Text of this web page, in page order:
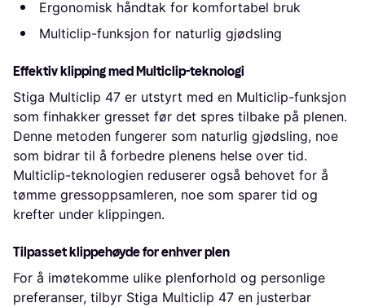
Ergonomisk håndtak for komfortabel bruk
Multiclip-funksjon for naturlig gjødsling
Effektiv klipping med Multiclip-teknologi
Stiga Multiclip 47 er utstyrt med en Multiclip-funksjon
som finhakker gresset før det spres tilbake på plenen.
Denne metoden fungerer som naturlig gjødsling, noe
som bidrar til å forbedre plenens helse over tid.
Multiclip-teknologien reduserer også behovet for å
tømme gressoppsamleren, noe som sparer tid og
krefter under klippingen.
Tilpasset klippehøyde for enhver plen
For å imøtekomme ulike plenforhold og personlige
preferanser, tilbyr Stiga Multiclip 47 en justerbar